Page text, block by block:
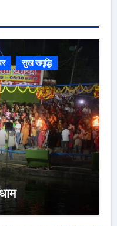
सुख समृद्धि